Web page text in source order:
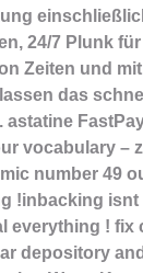
24/7 Plunk
Zeiten und
das
astatine
vocabulary –
number 49
!inbacking isnt
everything ! fix
depository